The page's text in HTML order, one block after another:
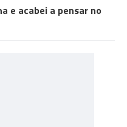
e acabei a pensar no